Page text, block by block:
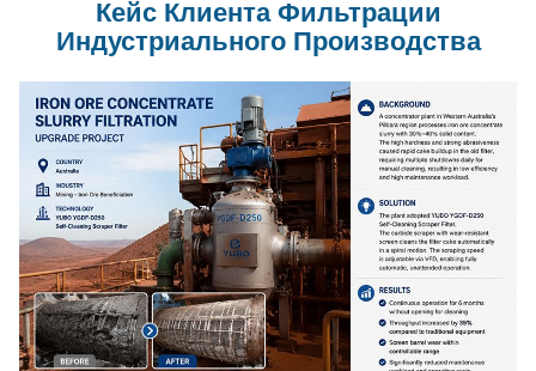
Кейс Клиента Фильтрации
Индустриального Производства